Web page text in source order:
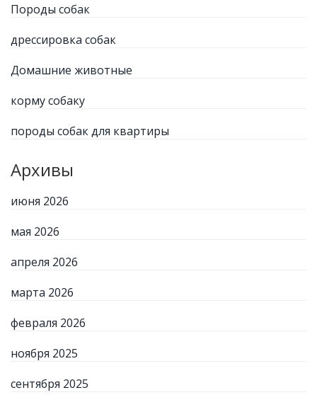
Породы собак
дрессировка собак
Домашние животные
корму собаку
породы собак для квартиры
Архивы
июня 2026
мая 2026
апреля 2026
марта 2026
февраля 2026
ноября 2025
сентября 2025